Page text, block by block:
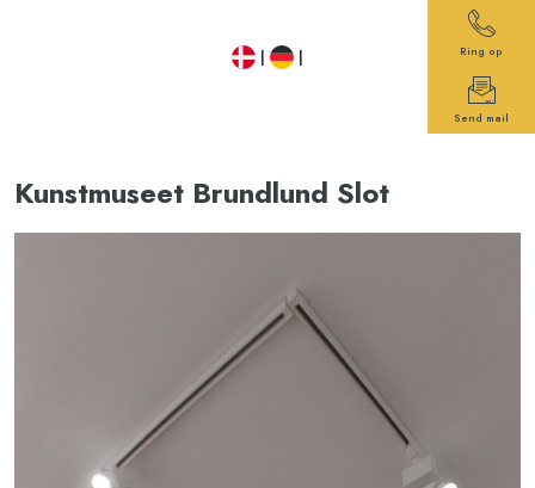
​ | | Ring op
Send mail
​Kunstmuseet Brundlund Slot